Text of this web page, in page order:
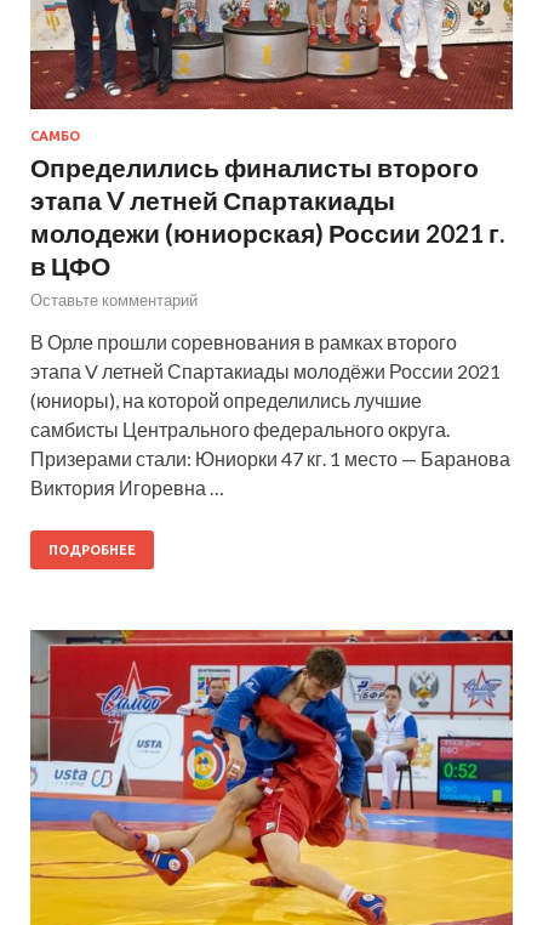
САМБО
Определились финалисты второго
этапа V летней Спартакиады
молодежи (юниорская) России 2021 г.
в ЦФО
Оставьте комментарий
В Орле прошли соревнования в рамках второго
этапа V летней Спартакиады молодёжи России 2021
(юниоры), на которой определились лучшие
самбисты Центрального федерального округа.
Призерами стали: Юниорки 47 кг. 1 место — Баранова
Виктория Игоревна …
ПОДРОБНЕЕ